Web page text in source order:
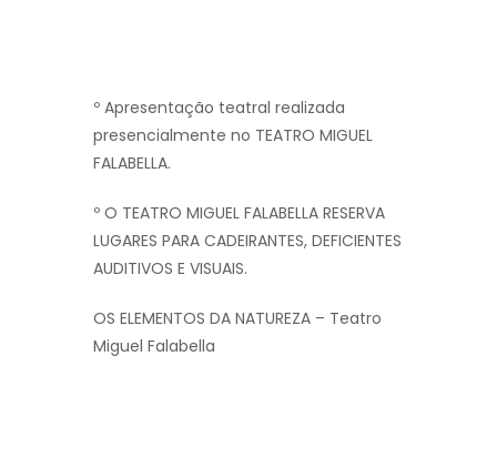
º Apresentação teatral realizada
presencialmente no TEATRO MIGUEL
FALABELLA.
º O TEATRO MIGUEL FALABELLA RESERVA
LUGARES PARA CADEIRANTES, DEFICIENTES
AUDITIVOS E VISUAIS.
OS ELEMENTOS DA NATUREZA – Teatro
Miguel Falabella